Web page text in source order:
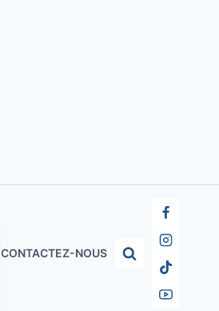
CONTACTEZ-NOUS